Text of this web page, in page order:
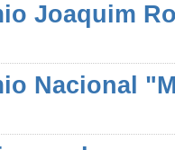
Joaquim
Nacional